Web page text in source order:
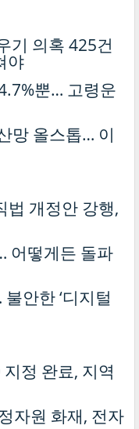
기 의혹 425건
야
뿐… 고령운
망 올스톱… 이
법 개정안 강행,
어떻게든 돌파
안한 ‘디지털
정 완료, 지역
자원 화재, 전자